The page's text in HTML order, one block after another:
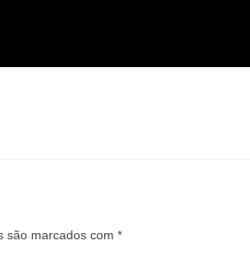
são marcados com *